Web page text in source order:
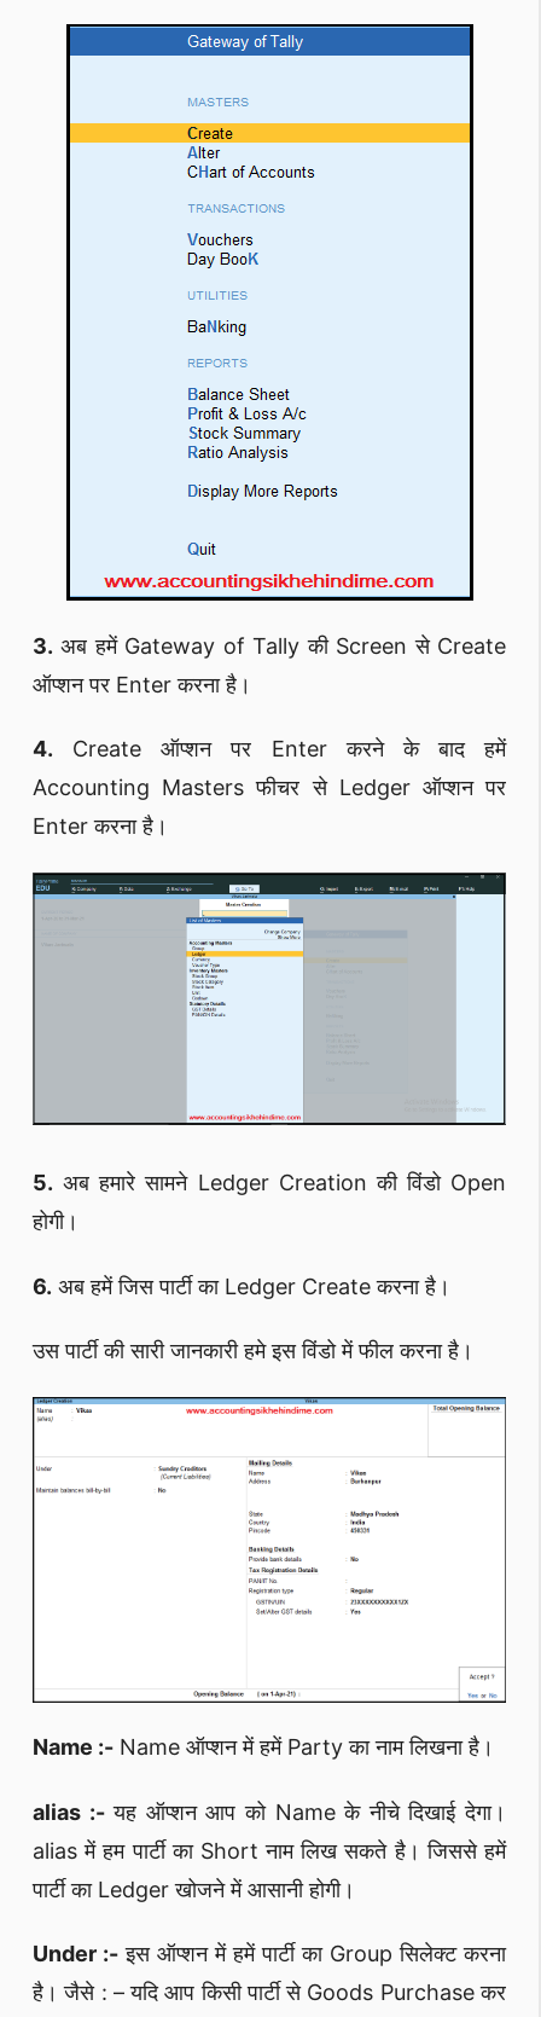
3. अब हमें Gateway of Tally की Screen से Create
ऑप्शन पर Enter करना है।
4. Create ऑप्शन पर Enter करने के बाद हमें
Accounting Masters फीचर से Ledger ऑप्शन पर
Enter करना है।
5. अब हमारे सामने Ledger Creation की विंडो Open
होगी।
6. अब हमें जिस पार्टी का Ledger Create करना है।
उस पार्टी की सारी जानकारी हमे इस विंडो में फील करना है।
Name :- Name ऑप्शन में हमें Party का नाम लिखना है।
alias :-यह ऑप्शन आप को Name के नीचे दिखाई देगा।
alias में हम पार्टी का Short नाम लिख सकते है। जिससे हमें
पार्टी का Ledger खोजने में आसानी होगी।
Under :- इस ऑप्शन में हमें पार्टी का Group सिलेक्ट करना
है। जैसे : – यदि आप किसी पार्टी से Goods Purchase कर